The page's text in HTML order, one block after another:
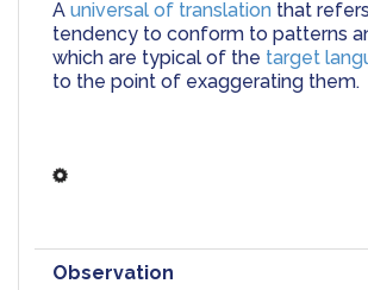
A universal of translation that
tendency to conform to patterns
which are typical of the target
to the point of exaggerating them.
Observation